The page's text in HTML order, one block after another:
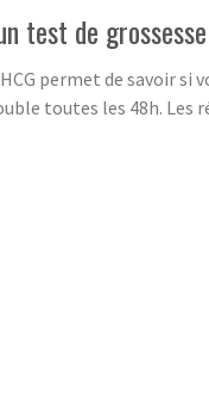
test de
permet de savoir
toutes les 48h.